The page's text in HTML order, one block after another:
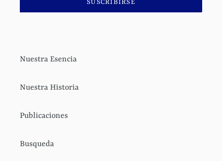
SUSCRIBIRSE
Nuestra Esencia
Nuestra Historia
Publicaciones
Busqueda